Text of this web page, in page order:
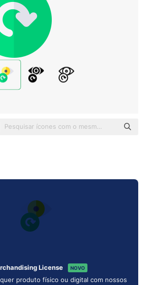
License NOVO
produto físico ou digital com nossos